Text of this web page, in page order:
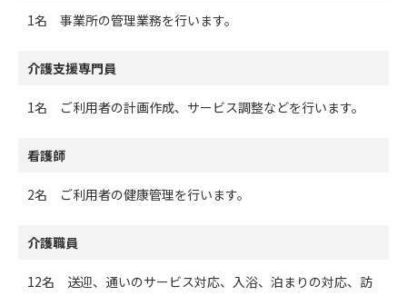
1名 事業所の管理業務を行います。
介護支援専門員
1名 ご利用者の計画作成、サービス調整などを行います。
看護師
2名 ご利用者の健康管理を行います。
介護職員
12名 送迎、通いのサービス対応、入浴、泊まりの対応、訪